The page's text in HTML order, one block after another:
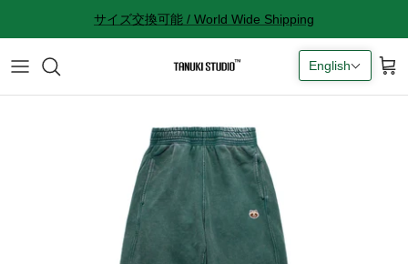
サイズ交換可能 / World Wide Shipping
All accessories
サイズ感に関して
購入完了メールが来ない
ギフトラッピングに関して
English